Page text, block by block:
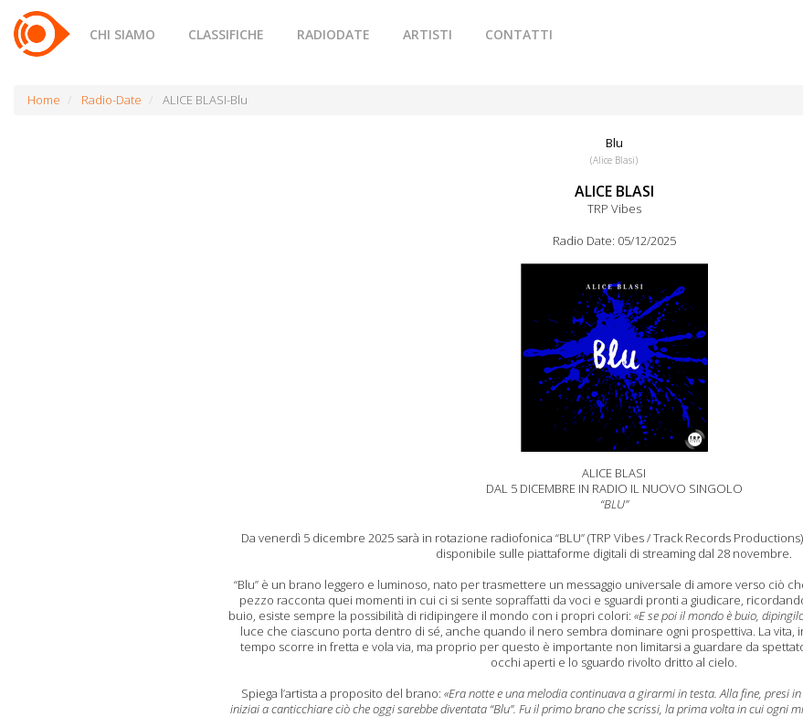
CHI SIAMO CLASSIFICHE RADIODATE ARTISTI CONTATTI
Home Radio-Date ALICE BLASI-Blu
Blu
(Alice Blasi)
ALICE BLASI
TRP Vibes
Radio Date: 05/12/2025
ALICE BLASI
DAL 5 DICEMBRE IN RADIO IL NUOVO SINGOLO
“BLU”
Da venerdì 5 dicembre 2025 sarà in rotazione radiofonica “BLU” (TRP Vibes / Track Records
disponibile sulle piattaforme digitali di streaming dal 28 novembre.
“Blu” è un brano leggero e luminoso, nato per trasmettere un messaggio universale di amore verso ciò
pezzo racconta quei momenti in cui ci si sente sopraffatti da voci e sguardi pronti a giudicare,
buio, esiste sempre la possibilità di ridipingere il mondo con i propri colori: «E se poi il mondo è buio,
luce che ciascuno porta dentro di sé, anche quando il nero sembra dominare ogni prospettiva. La vita,
tempo scorre in fretta e vola via, ma proprio per questo è importante non limitarsi a guardare da
occhi aperti e lo sguardo rivolto dritto al cielo.
Spiega l’artista a proposito del brano: «Era notte e una melodia continuava a girarmi in testa. Alla fine, presi
iniziai a canticchiare ciò che oggi sarebbe diventata “Blu”. Fu il primo brano che scrissi, la prima volta in cui ogni